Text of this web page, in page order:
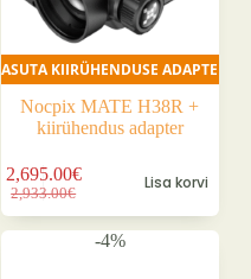
TASUTA KIIRÜHENDUSE ADAPTER
Nocpix MATE H38R +
kiirühendus adapter
2,933.00€
Algne
hind
oli:
2,695.00€
Praegune
hind
on:
Lisa korvi
-4%